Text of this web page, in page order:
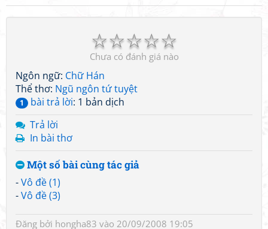
☆
☆
☆
☆
☆
Chưa có đánh giá nào
Ngôn ngữ: Chữ Hán
Thể thơ: Ngũ ngôn tứ tuyệt
1 bài trả lời: 1 bản dịch
Trả lời
In bài thơ
Một số bài cùng tác giả
-Vô đề (1)
-Vô đề (3)
Đăng bởi hongha83 vào 20/09/2008 19:05